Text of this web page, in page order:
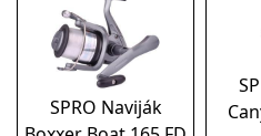
SPRO Naviják